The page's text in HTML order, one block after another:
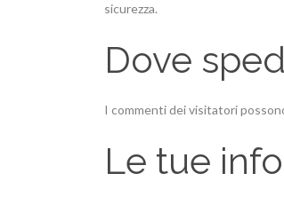
sicurezza.
Dove
I commenti dei visitatori
Le tue